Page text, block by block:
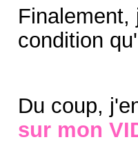
Finalement,
condition
Du coup,
sur mon